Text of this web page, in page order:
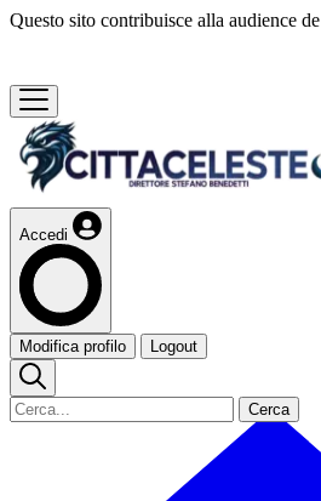
Questo sito contribuisce alla audience de
Accedi
Modifica profilo Logout
Cerca